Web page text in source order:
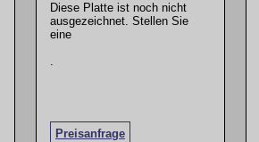
Diese Platte ist noch nicht
ausgezeichnet. Stellen Sie
eine
Preisanfrage
.